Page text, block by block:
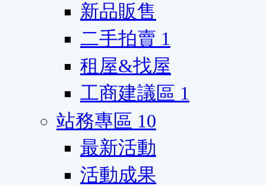
新品販售
二手拍賣 1
租屋&找屋
工商建議區 1
站務專區 10
最新活動
活動成果